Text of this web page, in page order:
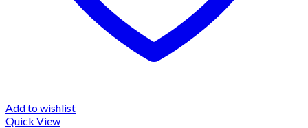
Add to wishlist
Quick View